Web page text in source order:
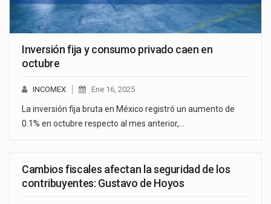
Inversión fija y consumo privado caen en
octubre
INCOMEX Ene 16, 2025
La inversión fija bruta en México registró un aumento de
0.1% en octubre respecto al mes anterior,…
Cambios fiscales afectan la seguridad de los
contribuyentes: Gustavo de Hoyos